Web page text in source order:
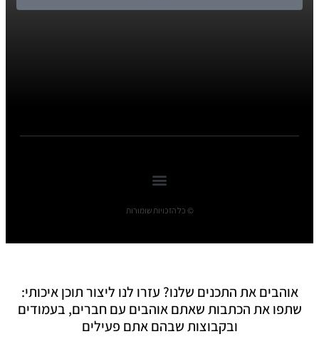
© כל הזכויות שומורות
אוהבים את התכנים שלנו? עזרו לנו ליצור תוכן איכותי:
שתפו את הכתבות שאתם אוהבים עם חברים, בעמודים
ובקבוצות שבהם אתם פעילים